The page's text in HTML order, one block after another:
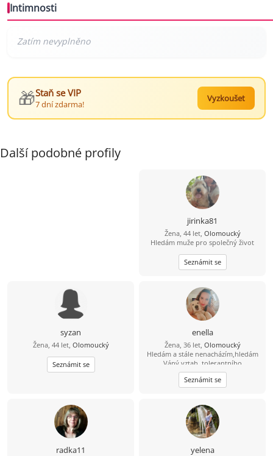
Intimnosti
🎁Staň se VIP
7 dní zdarma!
Vyzkoušet
Další podobné profily
jirinka81
Žena, 44 let, Olomoucký
Hledám muže pro společný život
Seznámit se
syzan
Žena, 44 let, Olomoucký
Seznámit se
enella
Žena, 36 let, Olomoucký
Hledám a stále nenacházím,hledám
Váný vztah ,tolerantního
muže,pracujícího a hodného naopak
mu mohu nabídnout svvé srdce a
svou Lásku !!!jen vážně!!Hledám i
není nikdy dost :o))
Seznámit se
radka11 yelena